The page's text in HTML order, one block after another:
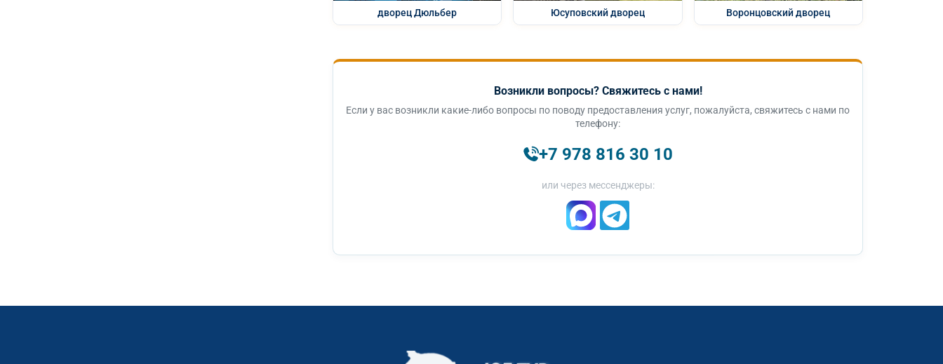
дворец Дюльбер Юсуповский дворец Воронцовский дворец
Возникли вопросы? Свяжитесь с нами!
Если у вас возникли какие-либо вопросы по поводу предоставления услуг, пожалуйста, свяжитесь с нами по
телефону:
+7 978 816 30 10
или через мессенджеры: